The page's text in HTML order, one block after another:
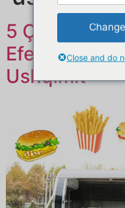
5 Çelësa
Efektiv të
Ushqimit
Close and do